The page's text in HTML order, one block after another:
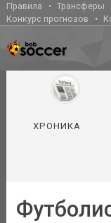
Правила Трансферы
Конкурс прогнозов
ХРОНИКА